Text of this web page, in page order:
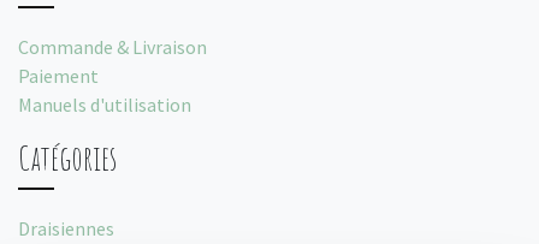
Commande & Livraison
Paiement
Manuels d'utilisation
Catégories
Draisiennes